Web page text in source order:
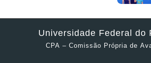
Universidade Federal do
CPA – Comissão Própria de